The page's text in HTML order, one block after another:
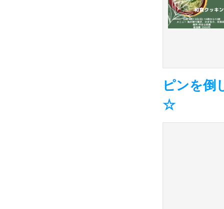
ピンを倒
☆